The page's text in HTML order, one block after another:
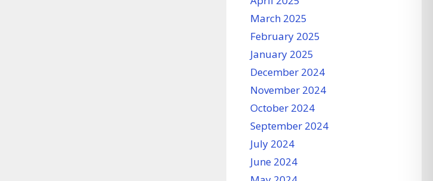
March 2025
February 2025
January 2025
December 2024
November 2024
October 2024
September 2024
July 2024
June 2024